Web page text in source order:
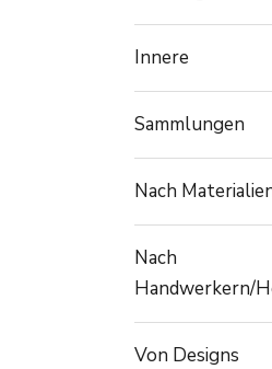
Innere
Sammlungen
Nach
Nach
Handwerkern/
Von Designs